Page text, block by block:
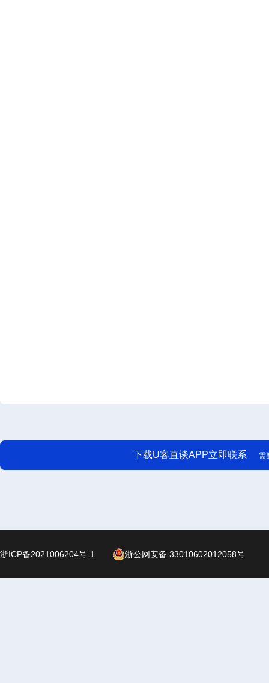
下载U客直谈APP立即联系 需
浙ICP备2021006204号-1 浙公网安备 33010602012058号